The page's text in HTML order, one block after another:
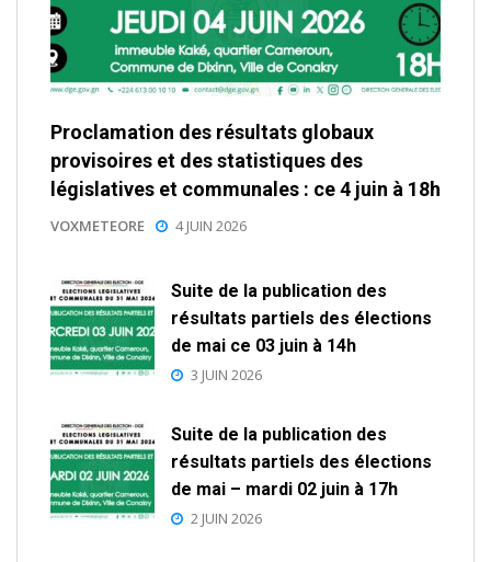
Proclamation des résultats globaux
provisoires et des statistiques des
législatives et communales : ce 4 juin à 18h
VOXMETEORE 4 JUIN 2026
Suite de la publication des
résultats partiels des élections
de mai ce 03 juin à 14h
3 JUIN 2026
Suite de la publication des
résultats partiels des élections
de mai – mardi 02 juin à 17h
2 JUIN 2026